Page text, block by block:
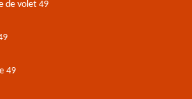
de volet 49
49